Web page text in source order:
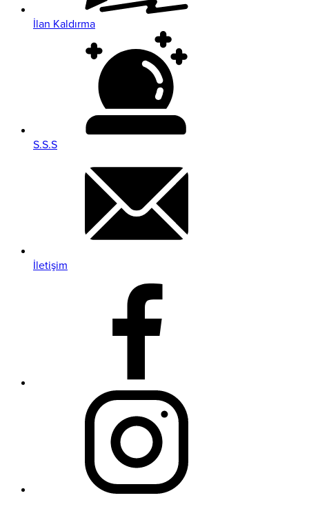
İlan Kaldırma
S.S.S
İletişim